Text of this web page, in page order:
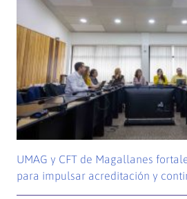
UMAG y CFT de Magallanes
para impulsar acreditación y